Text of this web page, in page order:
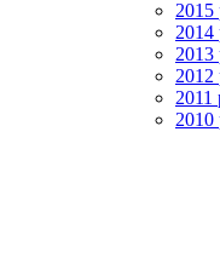
2015
2014
2013
2012
2011
2010